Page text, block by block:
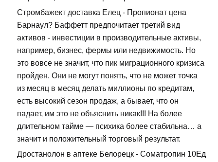
Стромбажект доставка Елец - Пропионат цена
Барнаул? Баффетт предпочитает третий вид
активов - инвестиции в производительные активы,
например, бизнес, фермы или недвижимость. Но
это вовсе не значит, что пик миграционного кризиса
пройден. Они не могут понять, что не может точка
из месяц в месяц делать миллионы по кредитам,
есть высокий сезон продаж, а бывает, что он
падает, им это не объяснить никак!!! На более
длительном тайме — психика более стабильна… а
значит и положительный торговый результат.
Дростанолон в аптеке Белорецк - Cоматропин 10Ед